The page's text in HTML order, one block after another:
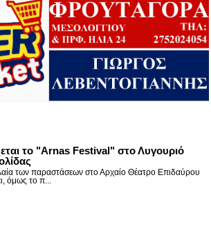
το "Arnas Festival" στο Λυγουριό
των παραστάσεων στο Αρχαίο Θέατρο Επιδαύρου
όμως το π...